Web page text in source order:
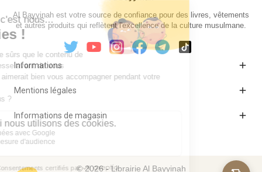
Al Bayyinah est votre source de confiance pour des livres, vêtements
et autres produits qui reflètent l'excellence de la culture musulmane.
Informations 
Mentions légales 
Informations de magasin 
© 2026 - Librairie Al Bayyinah